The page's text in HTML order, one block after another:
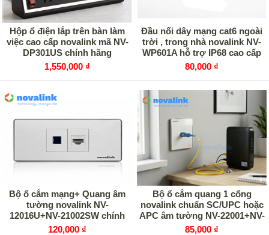
Hộp ổ điện lắp trên bàn làm
việc cao cấp novalink mã NV-
DP301US chính hãng
1,550,000 ₫
Đầu nối dây mạng cat6 ngoài
trời , trong nhà novalink NV-
WP601A hỗ trợ IP68 cao cấp
80,000 ₫
Bộ ổ cắm mạng+ Quang âm
tường novalink NV-
12016U+NV-21002SW chính
hãng
120,000 ₫
Bộ ổ cắm quang 1 cổng
novalink chuẩn SC/UPC hoặc
APC âm tường NV-22001+NV-
12016U
85,000 ₫